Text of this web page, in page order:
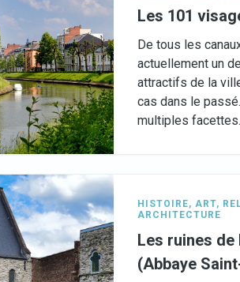
Les 101
De tous les
actuellement un
attractifs de la
cas dans le
multiples facettes.
HISTOIRE, ART,
ARCHITECTURE
Les ruines
(Abbaye